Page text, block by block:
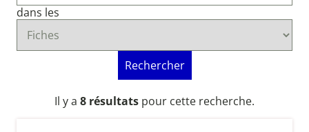
dans les
Rechercher
Il y a 8 résultats pour cette recherche.